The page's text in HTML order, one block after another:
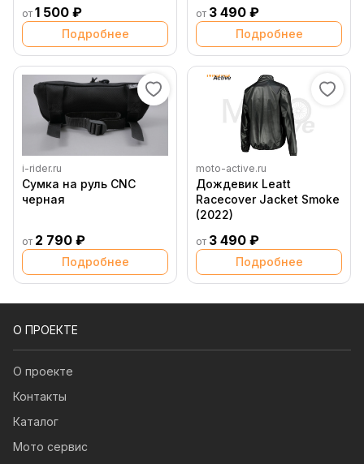
от 1 500 ₽
Подробнее
от 3 490 ₽
Подробнее
i-rider.ru
Сумка на руль CNC
черная
от 2 790 ₽
Подробнее
moto-active.ru
Дождевик Leatt
Racecover Jacket Smoke
(2022)
от 3 490 ₽
Подробнее
О ПРОЕКТЕ
О проекте
Контакты
Каталог
Мото сервис